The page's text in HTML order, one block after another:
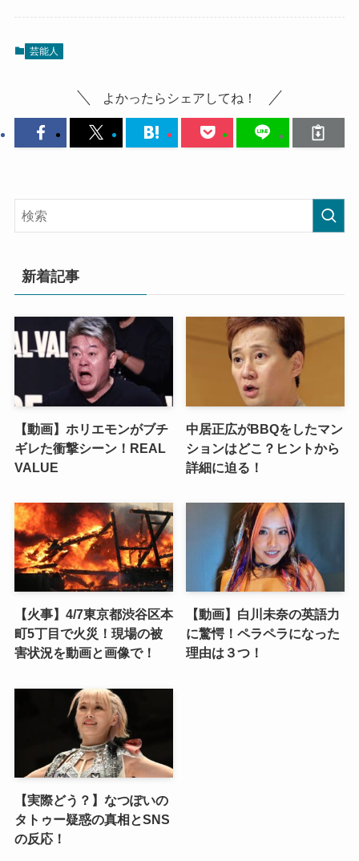
芸能人
よかったらシェアしてね！
新着記事
【動画】ホリエモンがブチ
ギレた衝撃シーン！REAL
VALUE
中居正広がBBQをしたマン
ションはどこ？ヒントから
詳細に迫る！
【火事】4/7東京都渋谷区本
町5丁目で火災！現場の被
害状況を動画と画像で！
【動画】白川未奈の英語力
に驚愕！ペラペラになった
理由は３つ！
【実際どう？】なつぽいの
タトゥー疑惑の真相とSNS
の反応！